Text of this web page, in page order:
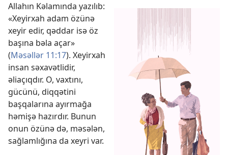
Allahın Kəlamında yazılıb:
«Xeyirxah adam özünə
xeyir edir, qəddar isə öz
başına bəla açar»
(Məsəllər 11:17). Xeyirxah
insan səxavətlidir,
əliaçıqdır. O, vaxtını,
gücünü, diqqətini
başqalarına ayırmağa
həmişə hazırdır. Bunun
onun özünə də, məsələn,
sağlamlığına da xeyri var.